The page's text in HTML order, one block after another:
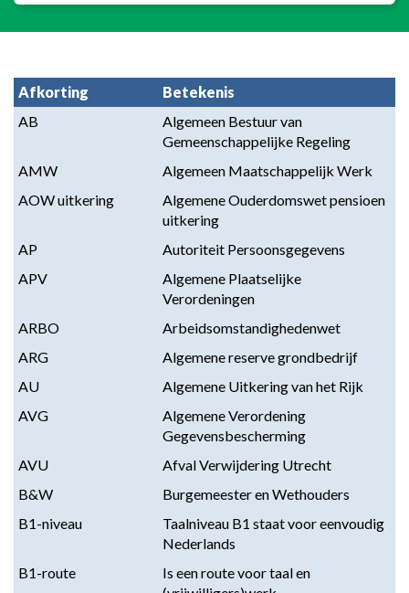
Afkorting
Betekenis
AB
Algemeen Bestuur van
Gemeenschappelijke Regeling
AMW
Algemeen Maatschappelijk Werk
AOW uitkering
Algemene Ouderdomswet pensioen
uitkering
AP
Autoriteit Persoonsgegevens
APV
Algemene Plaatselijke
Verordeningen
ARBO
Arbeidsomstandighedenwet
ARG
Algemene reserve grondbedrijf
AU
Algemene Uitkering van het Rijk
AVG
Algemene Verordening
Gegevensbescherming
AVU
Afval Verwijdering Utrecht
B&W
Burgemeester en Wethouders
B1-niveau
Taalniveau B1 staat voor eenvoudig
Nederlands
B1-route
Is een route voor taal en